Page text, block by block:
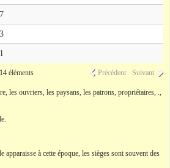
éléments Précédent Suivant
les ouvriers, les paysans, les patrons, propriétaires, .,
apparaisse à cette époque, les sièges sont souvent des